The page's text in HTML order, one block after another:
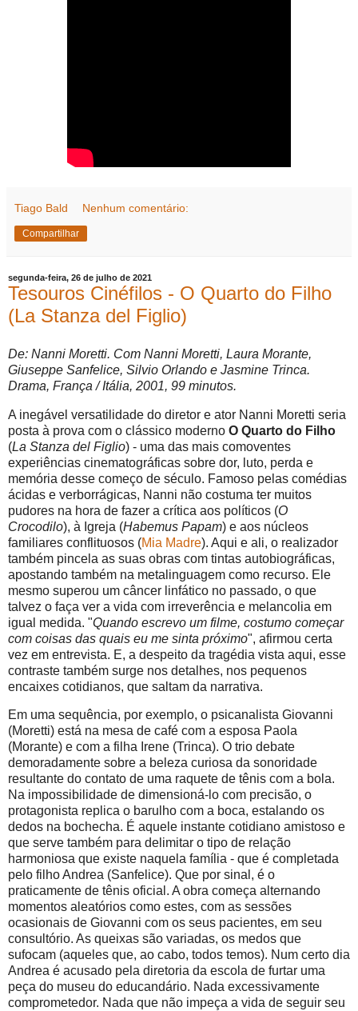
Tiago Bald Nenhum comentário:
Compartilhar
segunda-feira, 26 de julho de 2021
Tesouros Cinéfilos - O Quarto do Filho
(La Stanza del Figlio)
De: Nanni Moretti. Com Nanni Moretti, Laura Morante,
Giuseppe Sanfelice, Silvio Orlando e Jasmine Trinca.
Drama, França / Itália, 2001, 99 minutos.
A inegável versatilidade do diretor e ator Nanni Moretti seria
posta à prova com o clássico moderno O Quarto do Filho
(La Stanza del Figlio) - uma das mais comoventes
experiências cinematográficas sobre dor, luto, perda e
memória desse começo de século. Famoso pelas comédias
ácidas e verborrágicas, Nanni não costuma ter muitos
pudores na hora de fazer a crítica aos políticos (O
Crocodilo), à Igreja (Habemus Papam) e aos núcleos
familiares conflituosos (Mia Madre). Aqui e ali, o realizador
também pincela as suas obras com tintas autobiográficas,
apostando também na metalinguagem como recurso. Ele
mesmo superou um câncer linfático no passado, o que
talvez o faça ver a vida com irreverência e melancolia em
igual medida. "Quando escrevo um filme, costumo começar
com coisas das quais eu me sinta próximo", afirmou certa
vez em entrevista. E, a despeito da tragédia vista aqui, esse
contraste também surge nos detalhes, nos pequenos
encaixes cotidianos, que saltam da narrativa.
Em uma sequência, por exemplo, o psicanalista Giovanni
(Moretti) está na mesa de café com a esposa Paola
(Morante) e com a filha Irene (Trinca). O trio debate
demoradamente sobre a beleza curiosa da sonoridade
resultante do contato de uma raquete de tênis com a bola.
Na impossibilidade de dimensioná-lo com precisão, o
protagonista replica o barulho com a boca, estalando os
dedos na bochecha. É aquele instante cotidiano amistoso e
que serve também para delimitar o tipo de relação
harmoniosa que existe naquela família - que é completada
pelo filho Andrea (Sanfelice). Que por sinal, é o
praticamente de tênis oficial. A obra começa alternando
momentos aleatórios como estes, com as sessões
ocasionais de Giovanni com os seus pacientes, em seu
consultório. As queixas são variadas, os medos que
sufocam (aqueles que, ao cabo, todos temos). Num certo dia
Andrea é acusado pela diretoria da escola de furtar uma
peça do museu do educandário. Nada excessivamente
comprometedor. Nada que não impeça a vida de seguir seu